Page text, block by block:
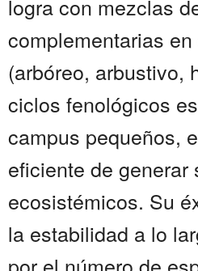
logra con mezclas
complementarias
(arbóreo, arbustivo,
ciclos fenológicos
campus pequeños,
eficiente de generar
ecosistémicos. Su
la estabilidad a lo